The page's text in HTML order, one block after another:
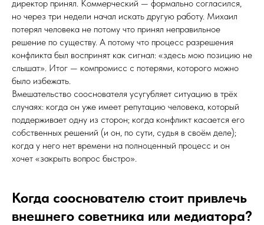
директор принял. Коммерческий — формально согласился,
но через три недели начал искать другую работу. Михаил
потерял человека не потому что принял неправильное
решение по существу. А потому что процесс разрешения
конфликта был воспринят как сигнал: «здесь мою позицию не
слышат». Итог — компромисс с потерями, которого можно
было избежать.
Вмешательство сооснователя усугубляет ситуацию в трёх
случаях: когда он уже имеет репутацию человека, который
поддерживает одну из сторон; когда конфликт касается его
собственных решений (и он, по сути, судья в своём деле);
когда у него нет времени на полноценный процесс и он
хочет «закрыть вопрос быстро».
Когда сооснователю стоит привлечь
внешнего советника или медиатора?